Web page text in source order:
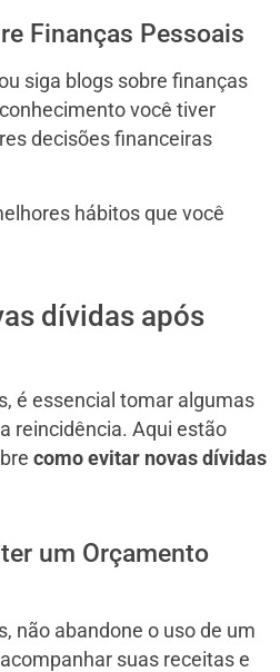
Finanças Pessoais
siga blogs sobre finanças
você tiver
decisões financeiras
hábitos que você
dívidas após
é essencial tomar algumas
reincidência. Aqui estão
como evitar novas dívidas
um Orçamento
não abandone o uso de um
suas receitas e